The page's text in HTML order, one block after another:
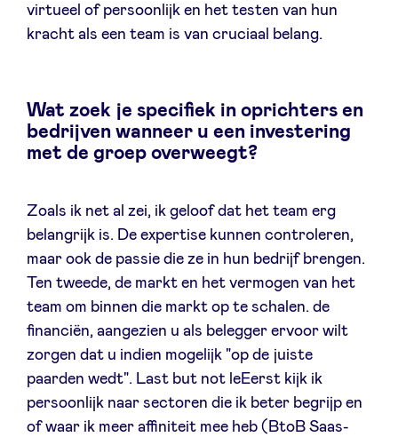
virtueel of persoonlijk en het testen van hun
kracht als een team is van cruciaal belang.
Wat zoek je specifiek in oprichters en
bedrijven wanneer u een investering
met de groep overweegt?
Zoals ik net al zei, ik geloof dat het team erg
belangrijk is. De expertise kunnen controleren,
maar ook de passie die ze in hun bedrijf brengen.
Ten tweede, de markt en het vermogen van het
team om binnen die markt op te schalen. de
financiën, aangezien u als belegger ervoor wilt
zorgen dat u indien mogelijk "op de juiste
paarden wedt". Last but not leEerst kijk ik
persoonlijk naar sectoren die ik beter begrijp en
of waar ik meer affiniteit mee heb (BtoB Saas-